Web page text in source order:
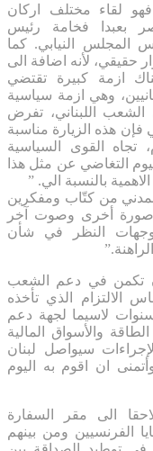
لقاء مختلف اركان
بعبدا فخامة رئيس
المجلس النيابي. كما
حقيقي، لأنه اضافة الى
ازمة كبيرة تقتضي
وهي ازمة سياسية
الشعب اللبناني، تفرض
فإن هذه الزيارة مناسبة
تجاه القوى السياسية
التغاضي عن مثل هذا
بالنسبة الي. ”
من كتّاب ومفكرين
صورة أخرى وصوت آخر
وجهات النظر في شأن
تكمن في دعم الشعب
الالتزام الذي تأخذه
لاسيما لجهة دعم
والأسواق المالية
سيواصل لبنان
ان اقوم به اليوم
الى مقر السفارة
الفرنسيين ومن بينهم